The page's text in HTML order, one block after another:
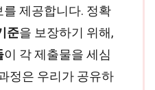
제공합니다. 정확
준을 보장하기 위해,
이 각 제출물을 세심
정은 우리가 공유하